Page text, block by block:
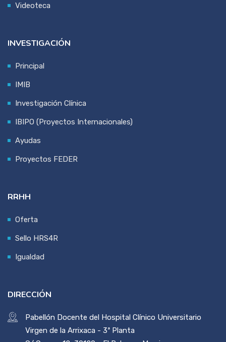
Videoteca
INVESTIGACIÓN
Principal
IMIB
Investigación Clínica
IBIPO (Proyectos Internacionales)
Ayudas
Proyectos FEDER
RRHH
Oferta
Sello HRS4R
Igualdad
DIRECCIÓN
Pabellón Docente del Hospital Clínico Universitario
Virgen de la Arrixaca - 3ª Planta